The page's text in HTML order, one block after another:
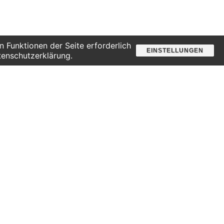
Funktionen der Seite erforderlich
EINSTELLUNGEN